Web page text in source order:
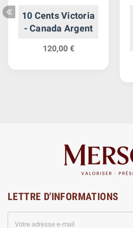
10 Cents Victoria
- Canada Argent
120,00 €
LETTRE D'INFORMATIONS